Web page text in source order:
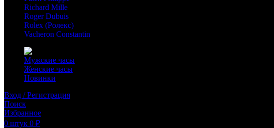
Richard Mille
Roger Dubuis
Rolex (Ролекс)
Vacheron Constantin
Мужские часы
Женские часы
Новинки
Вход / Регистрация
Поиск
Избранное
0 штук 0 ₽